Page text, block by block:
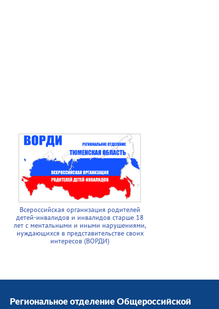
Всероссийская организация родителей
детей-инвалидов и инвалидов старше 18
лет с ментальными и иными нарушениями,
нуждающихся в представительстве своих
интересов (ВОРДИ)
Региональное отделение Общероссийской